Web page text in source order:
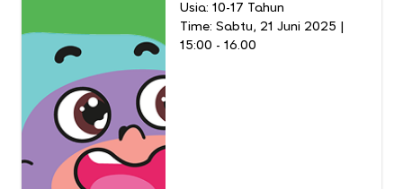
Usia: 10-17 Tahun
Time: Sabtu, 21 Juni 2025 |
15:00 - 16.00​